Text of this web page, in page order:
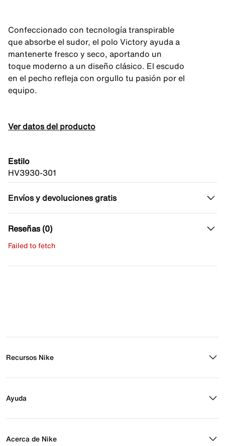
Confeccionado con tecnología transpirable
que absorbe el sudor, el polo Victory ayuda a
mantenerte fresco y seco, aportando un
toque moderno a un diseño clásico. El escudo
en el pecho refleja con orgullo tu pasión por el
equipo.
Ver datos del producto
Estilo
HV3930-301
Envíos y devoluciones gratis
Reseñas (0)
Failed to fetch
Recursos Nike
Regístrate para recibir correos
Ayuda
Preguntas frecuentes
Acerca de Nike